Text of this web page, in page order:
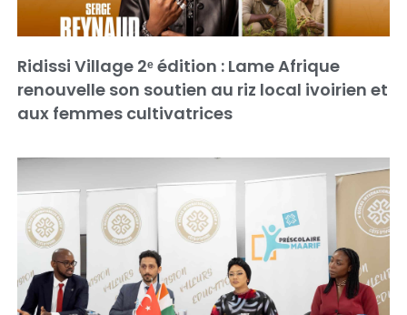
Ridissi Village 2ᵉ édition : Lame Afrique
renouvelle son soutien au riz local ivoirien et
aux femmes cultivatrices